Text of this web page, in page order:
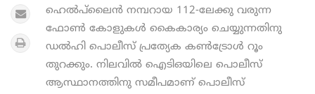
ഹെൽപ്‍ലൈന്‍ നമ്പറായ 112-ലേക്കു വരുന്ന
ഫോൺ കോളുകൾ കൈകാര്യം ചെയ്യുന്നതിനു
ഡൽഹി പൊലീസ് പ്രത്യേക കൺട്രോൾ റൂം
തുറക്കും. നിലവിൽ ഐടിഒയിലെ പൊലീസ്
ആസ്ഥാനത്തിനു സമീപമാണ് പൊലീസ്